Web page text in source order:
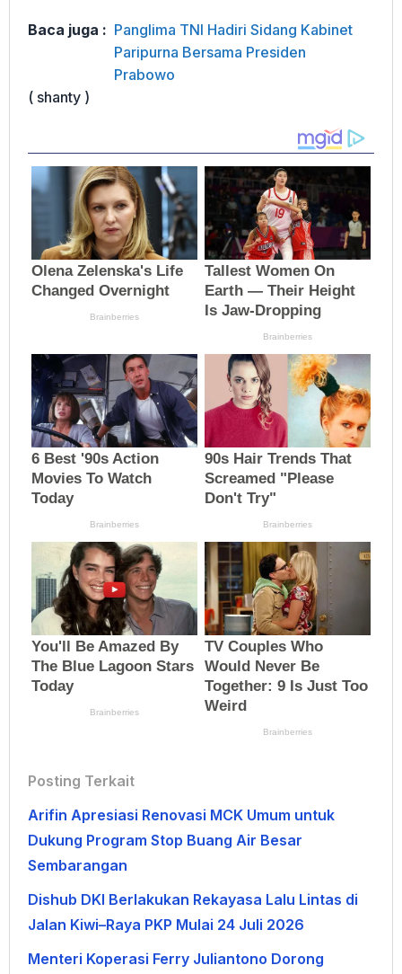
Baca juga : Panglima TNI Hadiri Sidang Kabinet
Paripurna Bersama Presiden
Prabowo
( shanty )
Posting Terkait
Arifin Apresiasi Renovasi MCK Umum untuk
Dukung Program Stop Buang Air Besar
Sembarangan
Dishub DKI Berlakukan Rekayasa Lalu Lintas di
Jalan Kiwi–Raya PKP Mulai 24 Juli 2026
Menteri Koperasi Ferry Juliantono Dorong